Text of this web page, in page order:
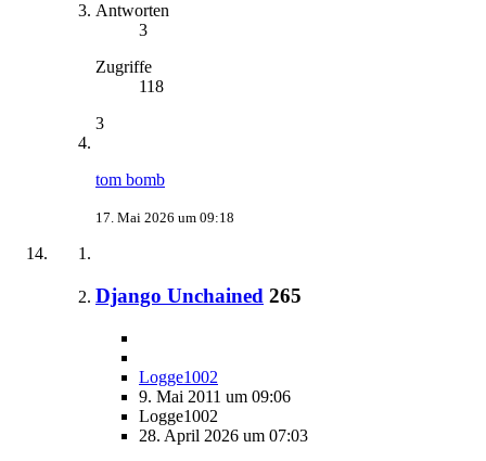
Antworten
3
Zugriffe
118
3
tom bomb
17. Mai 2026 um 09:18
Django Unchained 265
Logge1002
9. Mai 2011 um 09:06
Logge1002
28. April 2026 um 07:03